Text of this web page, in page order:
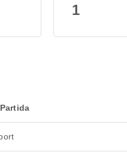
1
Partida